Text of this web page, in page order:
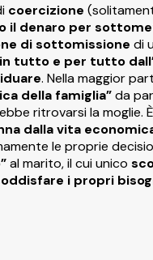
coercizione
il denaro per
di sottomissione di
tutto e per tutto
. Nella maggior
della famiglia”da
ritrovarsi la moglie.
dalla vita
le proprie
al marito, il cui unico
i propri